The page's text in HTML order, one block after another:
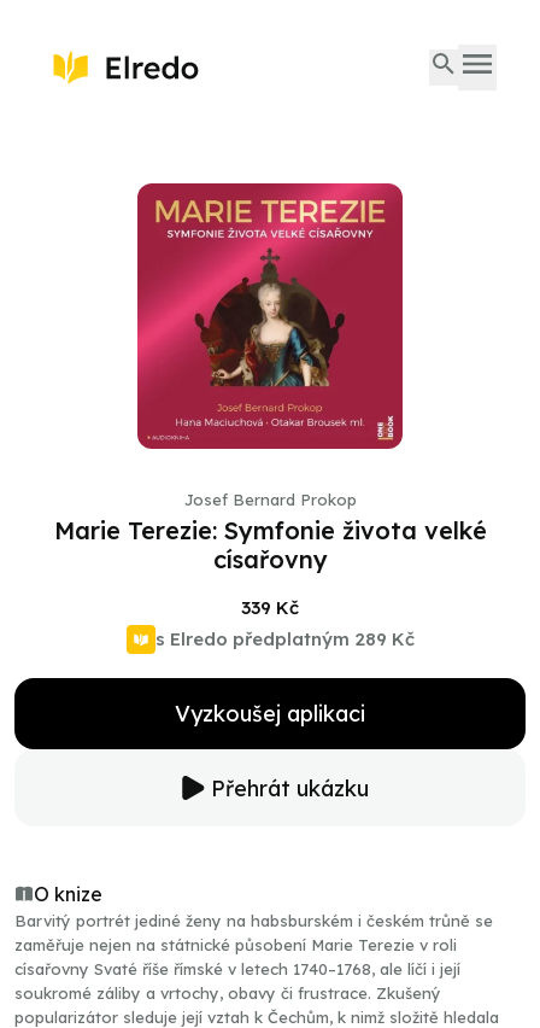
Josef Bernard Prokop
Marie Terezie: Symfonie života velké
císařovny
339 Kč
s Elredo předplatným 289 Kč
Vyzkoušej aplikaci
Přehrát ukázku
O knize
Barvitý portrét jediné ženy na habsburském i českém trůně se
zaměřuje nejen na státnické působení Marie Terezie v roli
císařovny Svaté říše římské v letech 1740–1768, ale líčí i její
soukromé záliby a vrtochy, obavy či frustrace. Zkušený
popularizátor sleduje její vztah k Čechům, k nimž složitě hledala